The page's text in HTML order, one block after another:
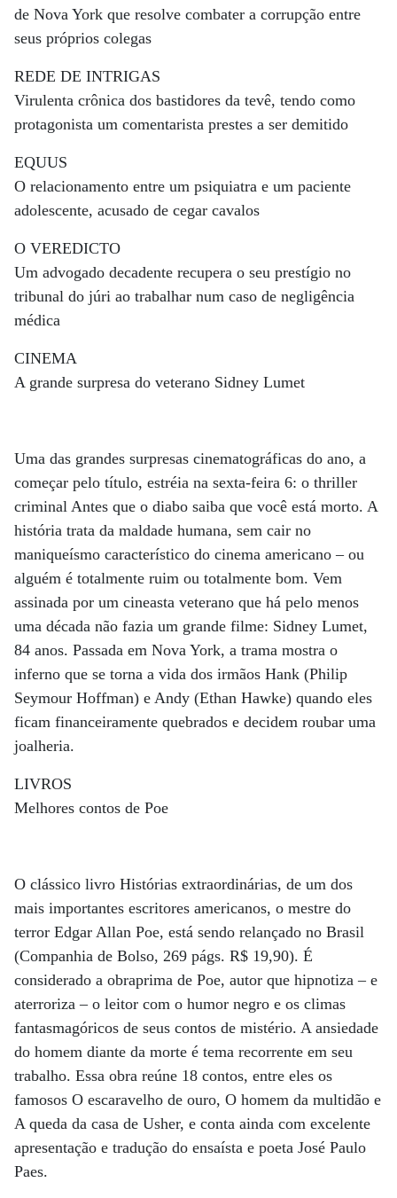
de Nova York que resolve combater a corrupção entre
seus próprios colegas
REDE DE INTRIGAS
Virulenta crônica dos bastidores da tevê, tendo como
protagonista um comentarista prestes a ser demitido
EQUUS
O relacionamento entre um psiquiatra e um paciente
adolescente, acusado de cegar cavalos
O VEREDICTO
Um advogado decadente recupera o seu prestígio no
tribunal do júri ao trabalhar num caso de negligência
médica
CINEMA
A grande surpresa do veterano Sidney Lumet
Uma das grandes surpresas cinematográficas do ano, a
começar pelo título, estréia na sexta-feira 6: o thriller
criminal Antes que o diabo saiba que você está morto. A
história trata da maldade humana, sem cair no
maniqueísmo característico do cinema americano – ou
alguém é totalmente ruim ou totalmente bom. Vem
assinada por um cineasta veterano que há pelo menos
uma década não fazia um grande filme: Sidney Lumet,
84 anos. Passada em Nova York, a trama mostra o
inferno que se torna a vida dos irmãos Hank (Philip
Seymour Hoffman) e Andy (Ethan Hawke) quando eles
ficam financeiramente quebrados e decidem roubar uma
joalheria.
LIVROS
Melhores contos de Poe
O clássico livro Histórias extraordinárias, de um dos
mais importantes escritores americanos, o mestre do
terror Edgar Allan Poe, está sendo relançado no Brasil
(Companhia de Bolso, 269 págs. R$ 19,90). É
considerado a obraprima de Poe, autor que hipnotiza – e
aterroriza – o leitor com o humor negro e os climas
fantasmagóricos de seus contos de mistério. A ansiedade
do homem diante da morte é tema recorrente em seu
trabalho. Essa obra reúne 18 contos, entre eles os
famosos O escaravelho de ouro, O homem da multidão e
A queda da casa de Usher, e conta ainda com excelente
apresentação e tradução do ensaísta e poeta José Paulo
Paes.